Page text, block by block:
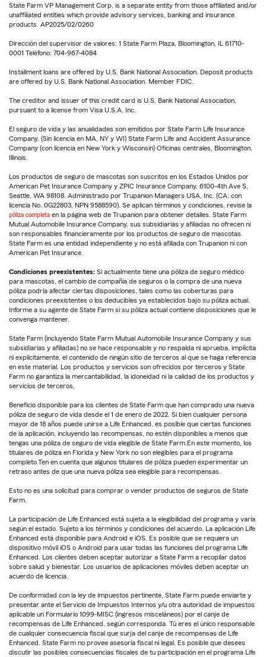
State Farm VP Management Corp. is a separate entity from those affiliated and/or
unaffiliated entities which provide advisory services, banking and insurance
products. AP2025/02/0260
Dirección del supervisor de valores: 1 State Farm Plaza, Bloomington, IL 61710-
0001 Teléfono: 704-967-4084
Installment loans are offered by U.S. Bank National Association. Deposit products
are offered by U.S. Bank National Association. Member FDIC.
The creditor and issuer of this credit card is U.S. Bank National Association,
pursuant to a license from Visa U.S.A. Inc.
El seguro de vida y las anualidades son emitidos por State Farm Life Insurance
Company. (Sin licencia en MA, NY y WI) State Farm Life and Accident Assurance
Company (con licencia en New York y Wisconsin) Oficinas centrales, Bloomington,
Illinois.
Los productos de seguro de mascotas son suscritos en los Estados Unidos por
American Pet Insurance Company y ZPIC Insurance Company, 6100-4th Ave S,
Seattle, WA 98108. Administrado por Trupanion Managers USA, Inc. (CA: con
licencia No. 0G22803, NPN 9588590). Se aplican términos y condiciones, revise la
póliza completa en la página web de Trupanion para obtener detalles. State Farm
Mutual Automobile Insurance Company, sus subsidiarias y afiliadas no ofrecen ni
son responsables financieramente por los productos de seguro de mascotas.
State Farm es una entidad independiente y no está afiliada con Trupanion ni con
American Pet Insurance.
Condiciones preexistentes: Si actualmente tiene una póliza de seguro médico
para mascotas, el cambio de compañía de seguros o la compra de una nueva
póliza podría afectar ciertas disposiciones, tales como las coberturas para
condiciones preexistentes o los deducibles ya establecidos bajo su póliza actual.
Informe a su agente de State Farm si su póliza actual contiene disposiciones que le
convenga mantener.
State Farm (incluyendo State Farm Mutual Automobile Insurance Company y sus
subsidiarias y afiliadas) no se hace responsable y no respalda ni aprueba, implícita
ni explícitamente, el contenido de ningún sitio de terceros al que se haga referencia
en este material. Los productos y servicios son ofrecidos por terceros y State
Farm no garantiza la mercantabilidad, la idoneidad ni la calidad de los productos y
servicios de terceros.
Beneficio disponible para los clientes de State Farm que han comprado una nueva
póliza de seguro de vida desde el 1 de enero de 2022. Si bien cualquier persona
mayor de 18 años puede unirse a Life Enhanced, es posible que ciertas funciones
de la aplicación, incluyendo las recompensas, no estén disponibles a menos que
tengas una póliza de seguro de vida elegible de State Farm.En este momento, los
titulares de póliza en Florida y New York no son elegibles para el programa
completo.Ten en cuenta que algunos titulares de póliza pueden experimentar un
retraso antes de que una nueva póliza sea elegible para recompensas.
Esto no es una solicitud para comprar o vender productos de seguros de State
Farm.
La participación de Life Enhanced está sujeta a la elegibilidad del programa y varía
según el estado. Sujeto a los términos y condiciones del acuerdo. La aplicación Life
Enhanced está disponible para Android e iOS. Es posible que se requiera un
dispositivo móvil iOS o Android para usar todas las funciones del programa Life
Enhanced. Los clientes deben aceptar autorizar a State Farm a recopilar datos
sobre salud y bienestar. Los usuarios de aplicaciones móviles deben aceptar un
acuerdo de licencia.
De conformidad con la ley de impuestos pertinente, State Farm puede enviarte y
presentar ante el Servicio de Impuestos Internos y/u otra autoridad de impuestos
aplicable un Formulario 1099-MISC (ingresos misceláneos) por el canje de
recompensas de Life Enhanced, según corresponda. Tú eres el único responsable
de cualquier consecuencia fiscal que surja del canje de recompensas de Life
Enhanced. State Farm no provee asesoría fiscal ni legal. Es posible que desees
discutir las posibles consecuencias fiscales de tu participación en el programa Life